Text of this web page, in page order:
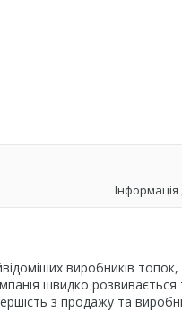
виробників топок,
швидко розвивається
з продажу та